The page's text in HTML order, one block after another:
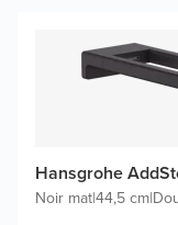
Hansgrohe
Noir mat|44,5 cm|